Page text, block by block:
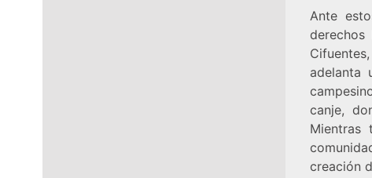
Ante
adelanta
canje,
Mientras
creación